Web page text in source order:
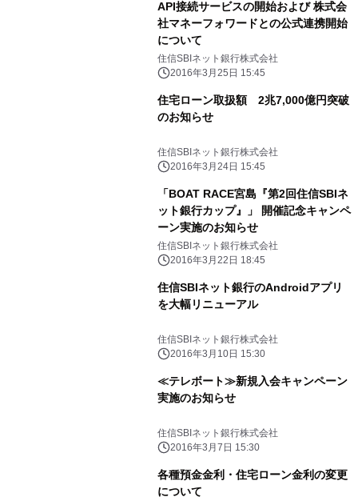
API接続サービスの開始および 株式会
社マネーフォワードとの公式連携開始
について
住信SBIネット銀行株式会社
2016年3月25日 15:45
住宅ローン取扱額 2兆7,000億円突破
のお知らせ
住信SBIネット銀行株式会社
2016年3月24日 15:45
「BOAT RACE宮島『第2回住信SBIネ
ット銀行カップ』」 開催記念キャンペ
ーン実施のお知らせ
住信SBIネット銀行株式会社
2016年3月22日 18:45
住信SBIネット銀行のAndroidアプリ
を大幅リニューアル
住信SBIネット銀行株式会社
2016年3月10日 15:30
≪テレボート≫新規入会キャンペーン
実施のお知らせ
住信SBIネット銀行株式会社
2016年3月7日 15:30
各種預金金利・住宅ローン金利の変更
について